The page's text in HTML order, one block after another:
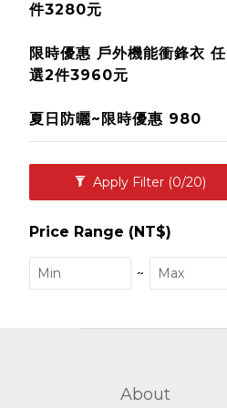
件3280元
限時優惠 戶外機能衝鋒衣 任
選2件3960元
夏日防曬~限時優惠 980
Apply Filter (0/20)
Price Range (NT$)
~
About